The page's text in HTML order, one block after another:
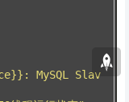
MySQL Slav